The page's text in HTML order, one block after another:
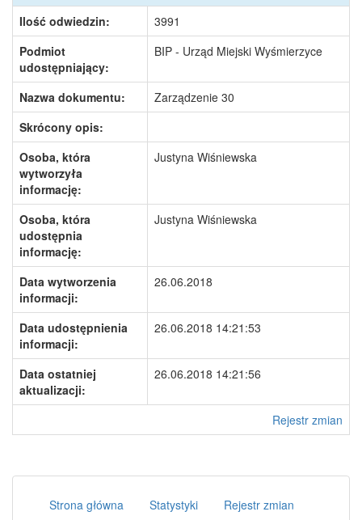
Ilość odwiedzin:
3991
Podmiot
udostępniający:
BIP - Urząd Miejski Wyśmierzyce
Nazwa dokumentu:
Zarządzenie 30
Skrócony opis:
Osoba, która
wytworzyła
informację:
Justyna Wiśniewska
Osoba, która
udostępnia
informację:
Justyna Wiśniewska
Data wytworzenia
informacji:
26.06.2018
Data udostępnienia
informacji:
26.06.2018 14:21:53
Data ostatniej
aktualizacji:
26.06.2018 14:21:56
Rejestr zmian
Strona główna Statystyki Rejestr zmian